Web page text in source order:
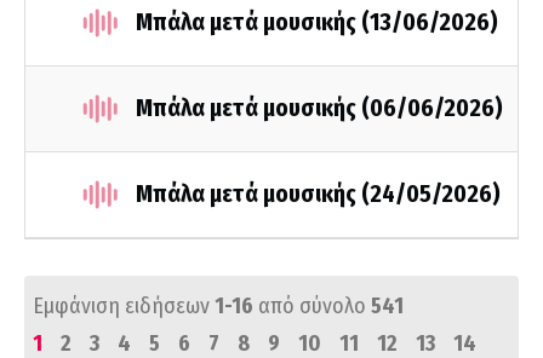
Μπάλα μετά μουσικής (13/06/2026)
Μπάλα μετά μουσικής (06/06/2026)
Μπάλα μετά μουσικής (24/05/2026)
Εμφάνιση ειδήσεων1-16 από σύνολο 541
1
2 3 4 5 6 7 8 9 10 11 12 13
14